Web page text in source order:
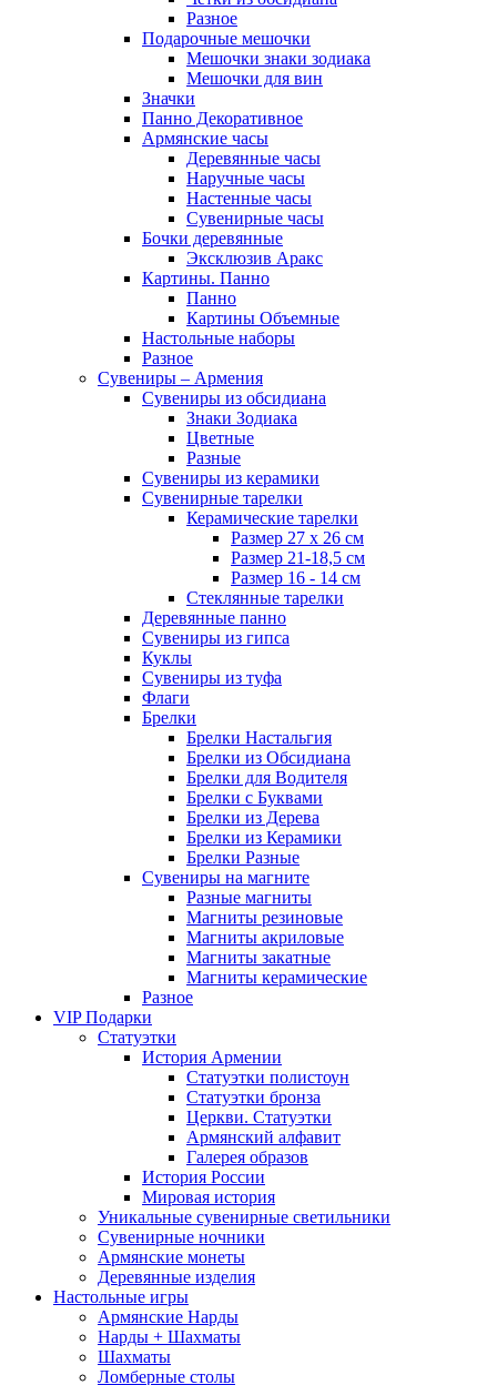
Разное
Подарочные мешочки
Мешочки знаки зодиака
Мешочки для вин
Значки
Панно Декоративное
Армянские часы
Деревянные часы
Наручные часы
Настенные часы
Сувенирные часы
Бочки деревянные
Эксклюзив Аракс
Картины. Панно
Панно
Картины Объемные
Настольные наборы
Разное
Сувениры – Армения
Сувениры из обсидиана
Знаки Зодиака
Цветные
Разные
Сувениры из керамики
Сувенирные тарелки
Керамические тарелки
Размер 27 х 26 см
Размер 21-18,5 см
Размер 16 - 14 см
Стеклянные тарелки
Деревянные панно
Сувениры из гипса
Куклы
Сувениры из туфа
Флаги
Брелки
Брелки Настальгия
Брелки из Обсидиана
Брелки для Водителя
Брелки с Буквами
Брелки из Дерева
Брелки из Керамики
Брелки Разные
Сувениры на магните
Разные магниты
Магниты резиновые
Магниты акриловые
Магниты закатные
Магниты керамические
Разное
VIP Подарки
Статуэтки
История Армении
Статуэтки полистоун
Статуэтки бронза
Церкви. Статуэтки
Армянский алфавит
Галерея образов
История России
Мировая история
Уникальные сувенирные светильники
Сувенирные ночники
Армянские монеты
Деревянные изделия
Настольные игры
Армянские Нарды
Нарды + Шахматы
Шахматы
Ломберные столы